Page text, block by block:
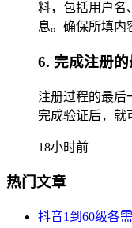
料，包括用户名
息。确保所填内
6. 完成注册
注册过程的最后
完成验证后，就
18小时前
热门文章
抖音1到60级各